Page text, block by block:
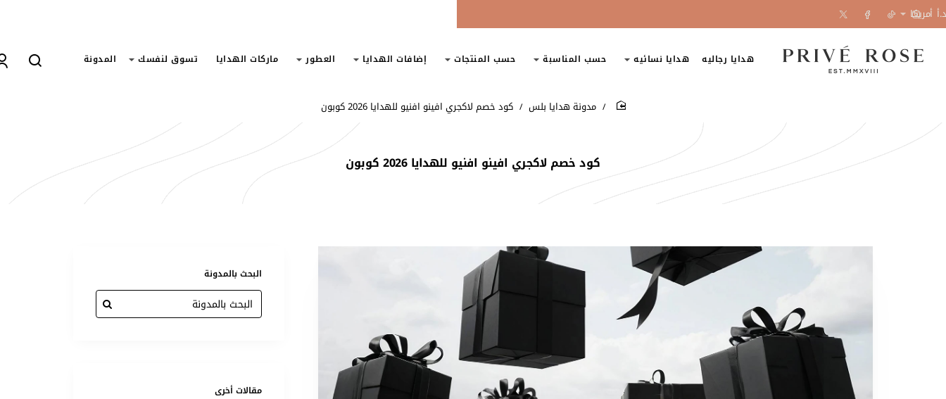
أمريكا
هدايا رجاليه هدايا نسائيه حسب المناسبة حسب المنتجات إضافات الهدايا العطور ماركات الهدايا تسوق لنفسك المدونة
كود خصم لاكجري افينو افنيو للهدايا 2026 كوبون
homeمدونة هدايا بلس كود خصم لاكجري افينو افنيو للهدايا 2026 كوبون
البحث بالمدونة
مقالات أخرى